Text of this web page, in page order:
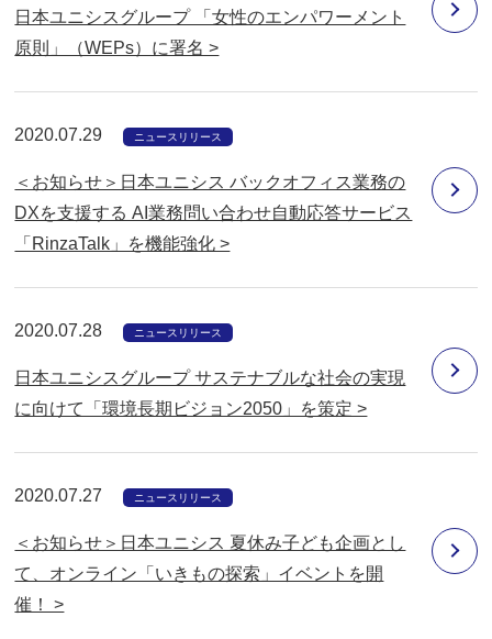
日本ユニシスグループ 「女性のエンパワーメント
原則」（WEPs）に署名 >
2020.07.29 ニュースリリース
＜お知らせ＞日本ユニシス バックオフィス業務の
DXを支援する AI業務問い合わせ自動応答サービス
「RinzaTalk」を機能強化 >
2020.07.28 ニュースリリース
日本ユニシスグループ サステナブルな社会の実現
に向けて「環境長期ビジョン2050」を策定 >
2020.07.27 ニュースリリース
＜お知らせ＞日本ユニシス 夏休み子ども企画とし
て、オンライン「いきもの探索」イベントを開
催！ >